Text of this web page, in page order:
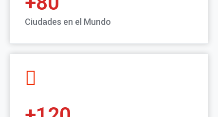
Ciudades en el Mundo